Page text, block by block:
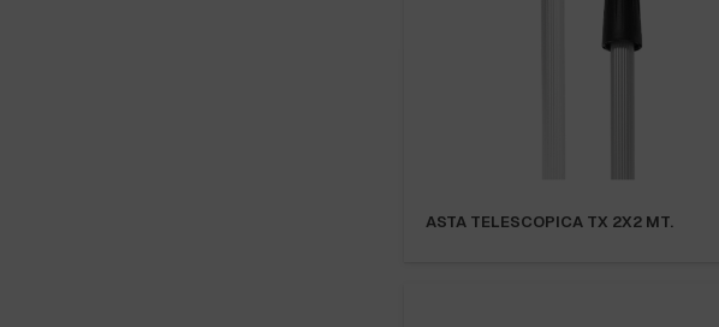
ASTA TELESCOPICA TX 2X2 MT.